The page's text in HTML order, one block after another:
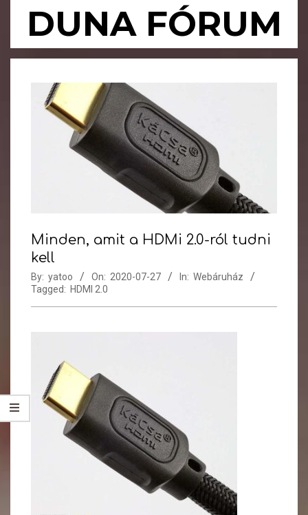
DUNA FÓRUM
Primary
Minden, amit a HDMi 2.0-ról tudni
kell
By: yatoo On: 2020-07-27 In: Webáruház
Tagged: HDMI 2.0